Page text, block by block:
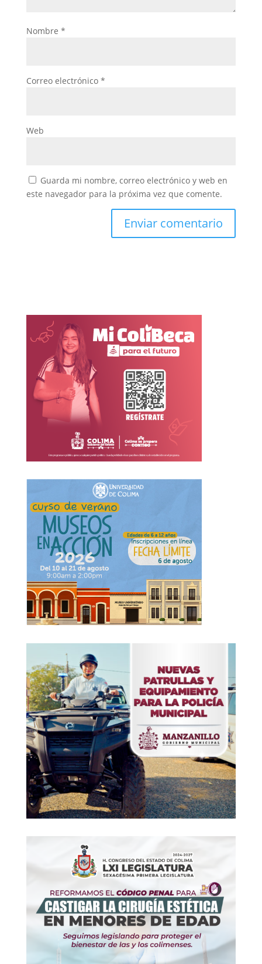
Nombre *
Correo electrónico *
Web
Guarda mi nombre, correo electrónico y web en
este navegador para la próxima vez que comente.